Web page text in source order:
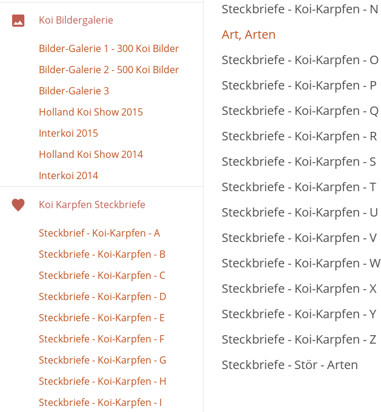
Koi Bildergalerie
Bilder-Galerie 1 - 300 Koi Bilder
Bilder-Galerie 2 - 500 Koi Bilder
Bilder-Galerie 3
Holland Koi Show 2015
Interkoi 2015
Holland Koi Show 2014
Interkoi 2014
Koi Karpfen Steckbriefe
Steckbrief - Koi-Karpfen - A
Steckbriefe - Koi-Karpfen - B
Steckbriefe - Koi-Karpfen - C
Steckbriefe - Koi-Karpfen - D
Steckbriefe - Koi-Karpfen - E
Steckbriefe - Koi-Karpfen - F
Steckbriefe - Koi-Karpfen - G
Steckbriefe - Koi-Karpfen - H
Steckbriefe - Koi-Karpfen - I
Steckbriefe - Koi-Karpfen - N
Art, Arten
Steckbriefe - Koi-Karpfen - O
Steckbriefe - Koi-Karpfen - P
Steckbriefe - Koi-Karpfen - Q
Steckbriefe - Koi-Karpfen - R
Steckbriefe - Koi-Karpfen - S
Steckbriefe - Koi-Karpfen - T
Steckbriefe - Koi-Karpfen - U
Steckbriefe - Koi-Karpfen - V
Steckbriefe - Koi-Karpfen - W
Steckbriefe - Koi-Karpfen - X
Steckbriefe - Koi-Karpfen - Y
Steckbriefe - Koi-Karpfen - Z
Steckbriefe - Stör - Arten